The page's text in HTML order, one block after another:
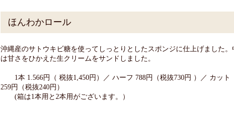
ほんわかロール
沖縄産のサトウキビ糖を使ってしっとりとしたスポンジに仕上げました。
は甘さをひかえた生クリームをサンドしました。
1本 1.566円（ 税抜1,450円）／ ハーフ 788円（税抜730円 ）／ カット
259円（税抜240円）
(箱は1本用と2本用がございます。）